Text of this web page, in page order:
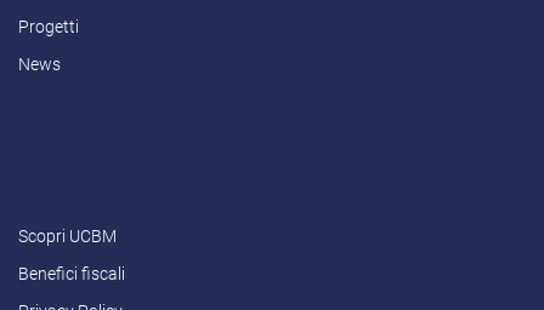
Progetti
News
Scopri UCBM
Benefici fiscali